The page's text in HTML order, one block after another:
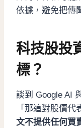
依據，避免把傳
科技股投
標？
談到 Google AI
「那這對股價代
文不提供任何買